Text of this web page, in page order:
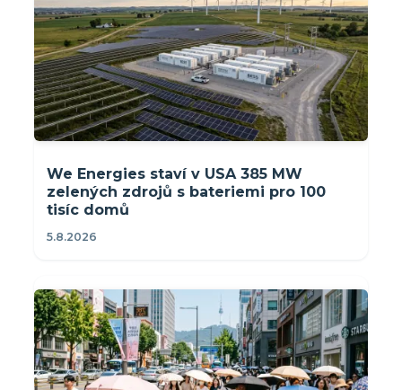
We Energies staví v USA 385 MW
zelených zdrojů s bateriemi pro 100
tisíc domů
5.8.2026